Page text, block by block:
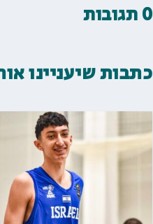
0 תגובות
כתבות שיעניינו